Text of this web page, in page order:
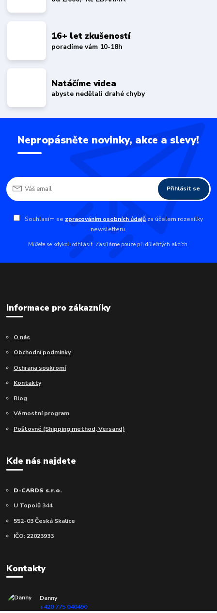
16+ let zkušeností
poradíme vám 10-18h
Natáčíme videa
abyste nedělali drahé chyby
Nepropásněte novinky, akce a slevy!
Přihlásit se
Souhlasím se zpracováním osobních údajů za účelem rozesílky
newsletteru.
Můžete se kdykoli odhlásit. Zasíláme pouze při důležitých akcích.
Informace pro zákazníky
O nás
Obchodní podmínky
Ochrana soukromí
Kontakty
Blog
Věrnostní program
Poštovné (Shipping method, Versand)
Kde nás najdete
D-CARDS s.r.o.
U Topolů 344
552-03 Česká Skalice
IČO: 22023933
Kontakty
Danny
+420 775 040490